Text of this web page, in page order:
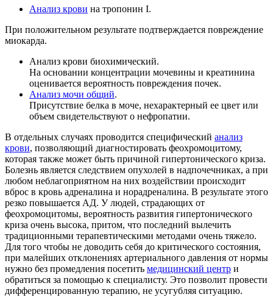
Анализ крови на тропонин I.
При положительном результате подтверждается повреждение
миокарда.
Анализ крови биохимический.
На основании концентрации мочевины и креатинина
оценивается вероятность повреждения почек.
Анализ мочи общий.
Присутствие белка в моче, нехарактерный ее цвет или
объем свидетельствуют о нефропатии.
В отдельных случаях проводится специфический анализ
крови, позволяющий диагностировать феохромоцитому,
которая также может быть причиной гипертонического криза.
Болезнь является следствием опухолей в надпочечниках, а при
любом неблагоприятном на них воздействии происходит
вброс в кровь адреналина и норадреналина. В результате этого
резко повышается АД. У людей, страдающих от
феохромоцитомы, вероятность развития гипертонического
криза очень высока, притом, что последний вылечить
традиционными терапевтическими методами очень тяжело.
Для того чтобы не доводить себя до критического состояния,
при малейших отклонениях артериального давления от нормы
нужно без промедления посетить медицинский центр и
обратиться за помощью к специалисту. Это позволит провести
дифференцированную терапию, не усугубляя ситуацию.